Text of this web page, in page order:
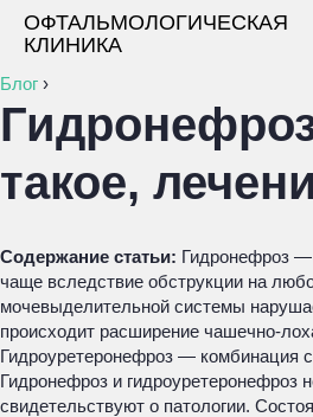
ОФТАЛЬМОЛОГИЧЕСКАЯ
КЛИНИКА
Блог ›
такое,
Содержание статьи: Гидронефроз —
чаще вследствие обструкции на
мочевыделительной системы
происходит расширение чашечно-
Гидроуретеронефроз — комбинация
Гидронефроз и гидроуретеронефроз
свидетельствуют о патологии.